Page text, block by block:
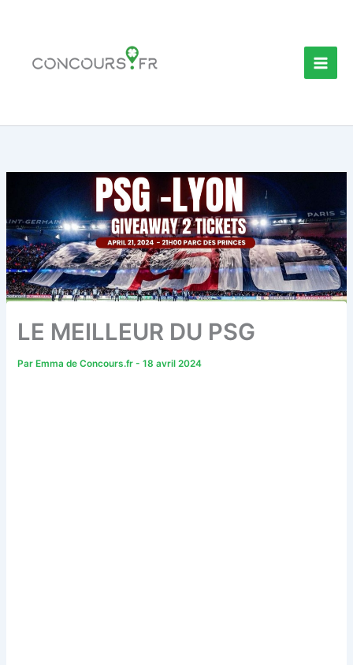
LE MEILLEUR DU PSG
Par Emma de Concours.fr-18 avril 2024